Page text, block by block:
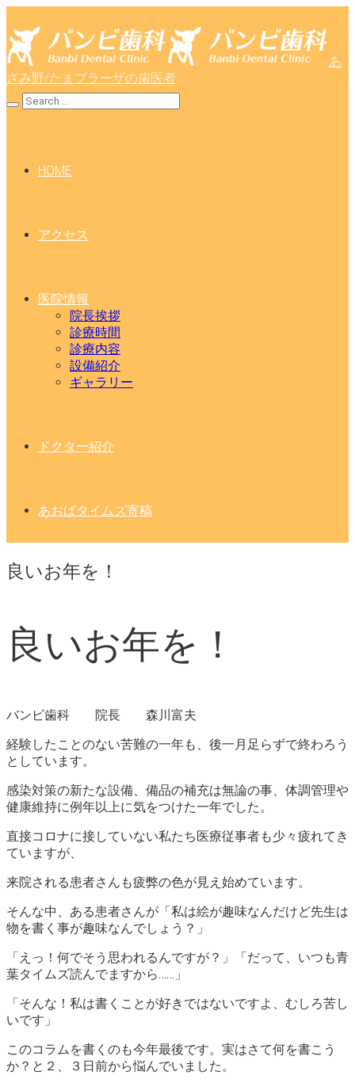
あ
ざみ野/たまプラーザの歯医者
HOME
アクセス
医院情報
院長挨拶
診療時間
診療内容
設備紹介
ギャラリー
ドクター紹介
あおばタイムズ寄稿
良いお年を！
良いお年を！
バンビ歯科 院長 森川富夫
経験したことのない苦難の一年も、後一月足らずで終わろう
としています。
感染対策の新たな設備、備品の補充は無論の事、体調管理や
健康維持に例年以上に気をつけた一年でした。
直接コロナに接していない私たち医療従事者も少々疲れてき
ていますが、
来院される患者さんも疲弊の色が見え始めています。
そんな中、ある患者さんが「私は絵が趣味なんだけど先生は
物を書く事が趣味なんでしょう？」
「えっ！何でそう思われるんですが？」「だって、いつも青
葉タイムズ読んでますから……」
「そんな！私は書くことが好きではないですよ、むしろ苦し
いです」
このコラムを書くのも今年最後です。実はさて何を書こう
か？と２、３日前から悩んでいました。